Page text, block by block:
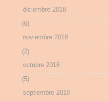
diciembre 2018
(6)
noviembre 2018
(2)
octubre 2018
(5)
septiembre 2018